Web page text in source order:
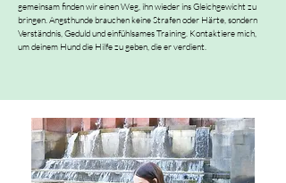
gemeinsam finden wir einen Weg, ihn wieder ins Gleichgewicht zu
bringen. Angsthunde brauchen keine Strafen oder Härte, sondern
Verständnis, Geduld und einfühlsames Training. Kontaktiere mich,
um deinem Hund die Hilfe zu geben, die er verdient.